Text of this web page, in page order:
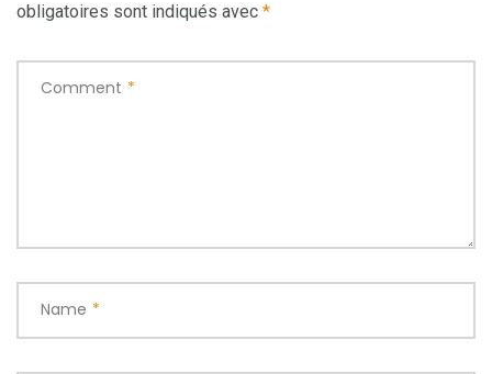
obligatoires sont indiqués avec *
Comment *
Name *